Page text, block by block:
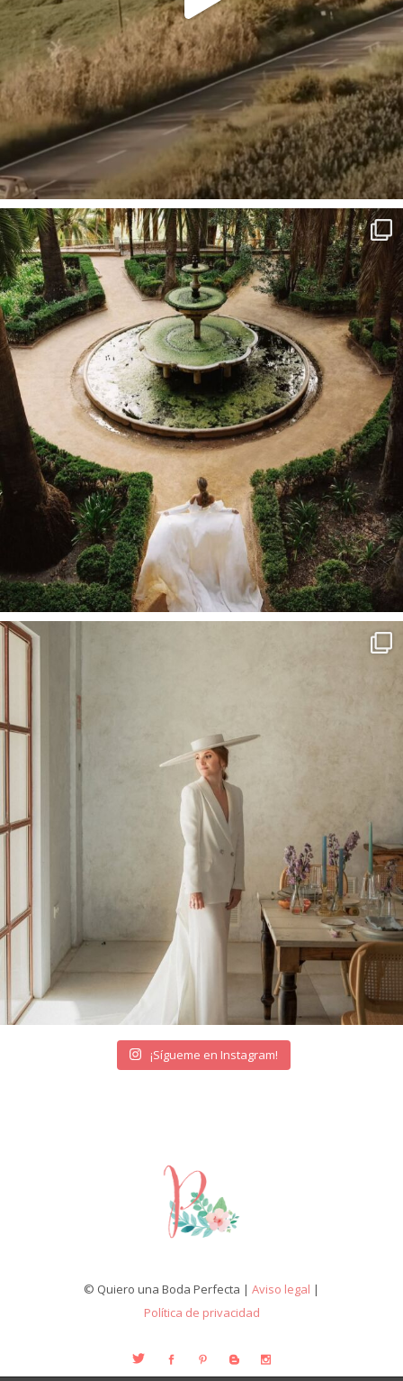
¡Sígueme en Instagram!
© Quiero una Boda Perfecta | Aviso legal |
Política de privacidad